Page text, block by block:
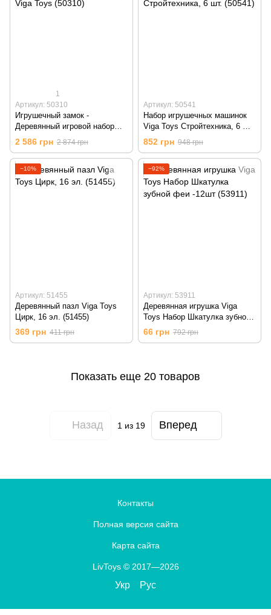
1
Артикул: 50310
Игрушечный замок -
Деревянный игровой набор
Viga Toys (50310)
2 586 грн 2 874 грн
Артикул: 50541
Набор игрушечных машинок
Viga Toys Стройтехника, 6 шт.
(50541)
852 грн 948 грн
−10%
Артикул: 51455
Деревянный пазл Viga Toys
Цирк, 16 эл. (51455)
369 грн 411 грн
−92%
Артикул: 53911
Деревянная игрушка Viga
Toys Набор Шкатулка зубной
феи -12шт (53911)
66 грн 792 грн
Показать еще 20 товаров
Назад 1 из 19 Вперед
Контакты
Полная версия сайта
Карта сайта
LivToys © 2017—2026
Укр Рус